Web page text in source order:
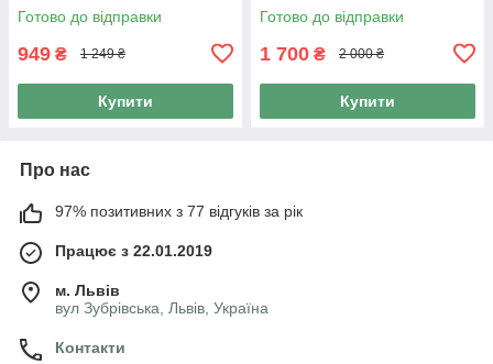
Готово до відправки
949 ₴ 1 249 ₴
Купити
Готово до відправки
1 700 ₴ 2 000 ₴
Купити
Про нас
97% позитивних з 77 відгуків за рік
Працює з 22.01.2019
м. Львів
вул Зубрівська, Львів, Україна
Контакти